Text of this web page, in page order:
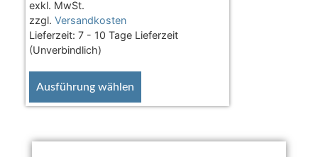
exkl. MwSt.
zzgl. Versandkosten
Lieferzeit: 7 - 10 Tage Lieferzeit
(Unverbindlich)
Ausführung wählen